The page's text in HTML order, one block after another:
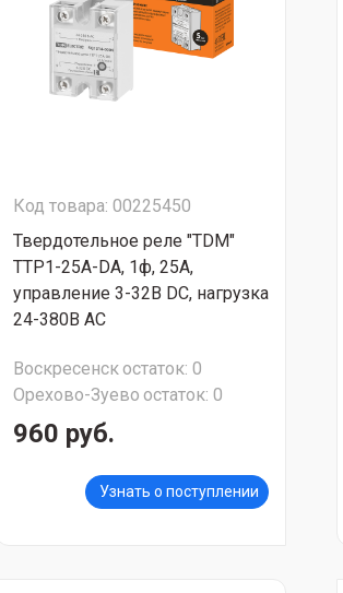
Код товара: 00225450
Твердотельное реле "TDM"
ТТР1-25А-DА, 1ф, 25А,
управление 3-32В DС, нагрузка
24-380В АС
Воскресенскостаток: 0
Орехово-Зуево остаток: 0
960 руб.
Узнать о поступлении